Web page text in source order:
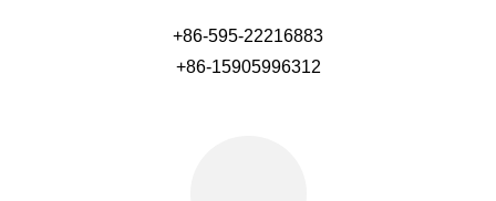
+86-595-22216883
+86-15905996312